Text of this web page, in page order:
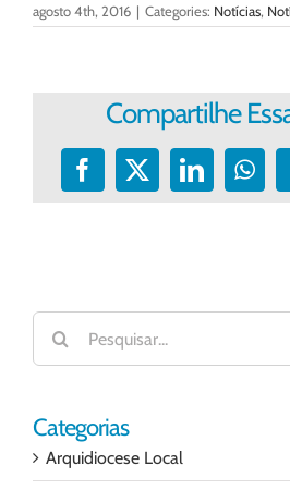
agosto 4th, 2016 | Categories: Notícias,
Compartilhe
Facebook
X LinkedIn
Buscar
resultados
para:
Categorias
Arquidiocese Local